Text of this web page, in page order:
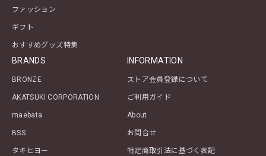
ファッション
ギフト
おすすめグッズ特集
BRANDS
BRONZE
AKATSUKI CORPORATION
maebata
BSS
タキヒヨー
INFORMATION
ストア会員登録について
ご利用ガイド
About
お問合せ
特定商取引法に基づく表記